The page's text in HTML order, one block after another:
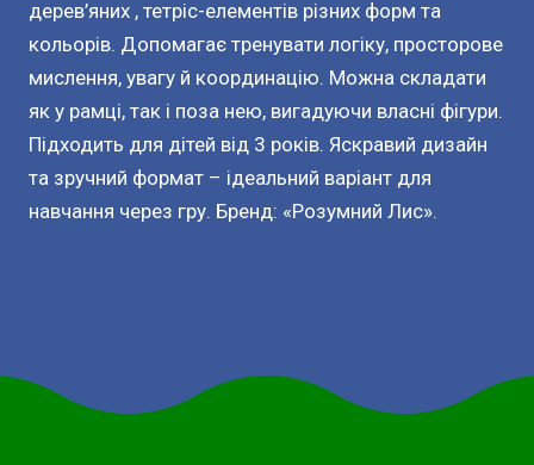
дерев’яних , тетріс-елементів різних форм та
кольорів. Допомагає тренувати логіку, просторове
мислення, увагу й координацію. Можна складати
як у рамці, так і поза нею, вигадуючи власні фігури.
Підходить для дітей від 3 років. Яскравий дизайн
та зручний формат – ідеальний варіант для
навчання через гру. Бренд: «Розумний Лис».